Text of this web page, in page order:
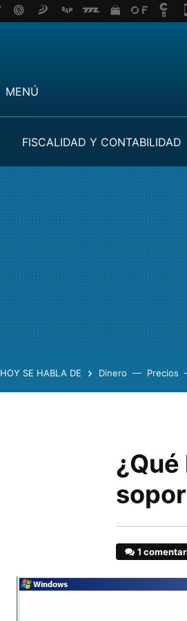
MENÚ
FISCALIDAD Y CONTABILIDAD
HOY SE HABLA DE Dinero Precios
1